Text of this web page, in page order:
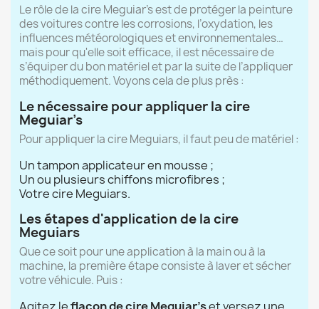
Le rôle de la cire Meguiar’s est de protéger la peinture
des voitures contre les corrosions, l’oxydation, les
influences météorologiques et environnementales…
mais pour qu'elle soit efficace, il est nécessaire de
s’équiper du bon matériel et par la suite de l’appliquer
méthodiquement. Voyons cela de plus près :
Le nécessaire pour appliquer la cire
Meguiar’s
Pour appliquer la cire Meguiars, il faut peu de matériel :
Un tampon applicateur en mousse ;
Un ou plusieurs chiffons microfibres ;
Votre cire Meguiars.
Les étapes d'application de la cire
Meguiars
Que ce soit pour une application à la main ou à la
machine, la première étape consiste à laver et sécher
votre véhicule. Puis :